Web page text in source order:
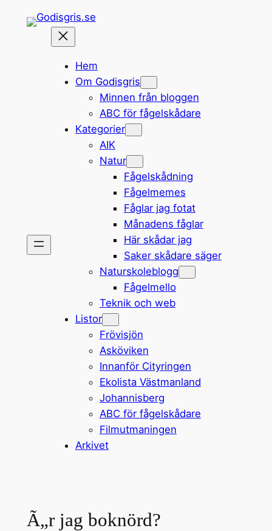
Hem
Om Godisgris
Minnen från bloggen
ABC för fågelskådare
Kategorier
AIK
Natur
Fågelskådning
Fågelmemes
Fåglar jag fotat
Månadens fåglar
Här skådar jag
Saker skådare säger
Naturskoleblogg
Fågelmello
Teknik och web
Listor
Frövisjön
Asköviken
Innanför Cityringen
Ekolista Västmanland
Johannisberg
ABC för fågelskådare
Filmutmaningen
Arkivet
Ã„r jag boknörd?